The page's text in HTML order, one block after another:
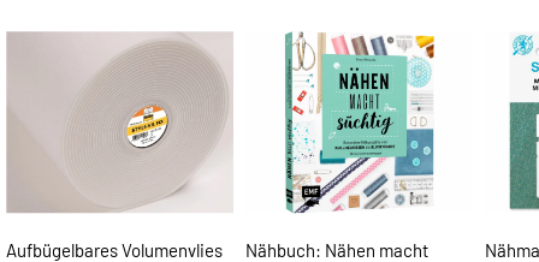
Aufbügelbares Volumenvlies
Nähbuch: Nähen macht